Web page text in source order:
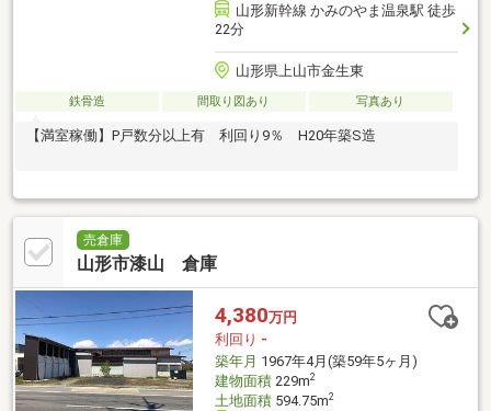
山形新幹線 かみのやま温泉駅 徒歩
22分
山形県上山市金生東
鉄骨造 間取り図あり 写真あり
【満室稼働】P戸数分以上有 利回り9％ H20年築S造
売倉庫
山形市漆山 倉庫
4,380万円
利回り -
築年月 1967年4月(築59年5ヶ月)
建物面積229m2
土地面積594.75m2